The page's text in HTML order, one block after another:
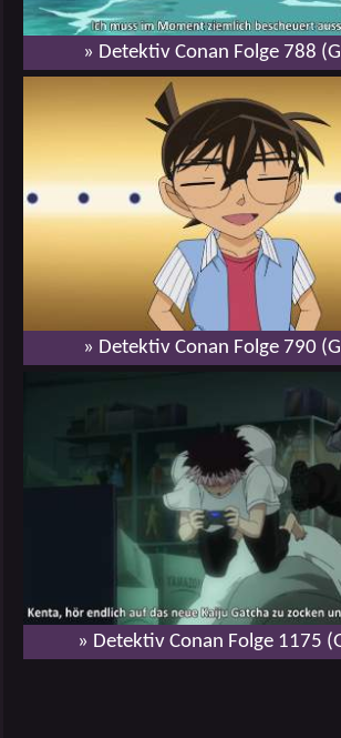
» Detektiv Conan Folge 788
» Detektiv Conan Folge 790
» Detektiv Conan Folge 1175